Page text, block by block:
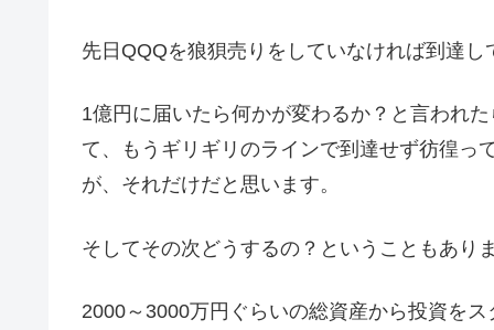
先日QQQを狼狽売りをしていなければ到達し
1億円に届いたら何かが変わるか？と言われ
て、もうギリギリのラインで到達せず彷徨っ
が、それだけだと思います。
そしてその次どうするの？ということもあり
2000～3000万円ぐらいの総資産から投資を